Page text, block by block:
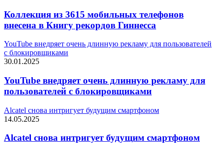
Коллекция из 3615 мобильных телефонов
внесена в Книгу рекордов Гиннесса
YouTube внедряет очень длинную рекламу для пользователей
с блокировщиками
30.01.2025
YouTube внедряет очень длинную рекламу для
пользователей с блокировщиками
Alcatel снова интригует будущим смартфоном
14.05.2025
Alcatel снова интригует будущим смартфоном